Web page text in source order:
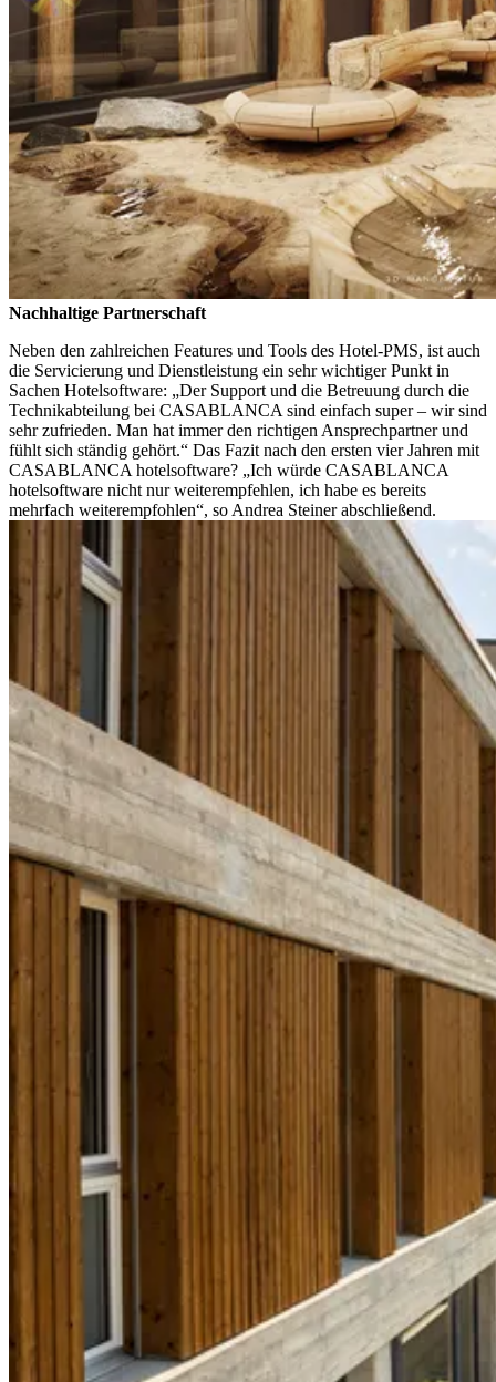
Nachhaltige Partnerschaft
Neben den zahlreichen Features und Tools des Hotel-PMS, ist auch
die Servicierung und Dienstleistung ein sehr wichtiger Punkt in
Sachen Hotelsoftware: „Der Support und die Betreuung durch die
Technikabteilung bei CASABLANCA sind einfach super – wir sind
sehr zufrieden. Man hat immer den richtigen Ansprechpartner und
fühlt sich ständig gehört.“ Das Fazit nach den ersten vier Jahren mit
CASABLANCA hotelsoftware? „Ich würde CASABLANCA
hotelsoftware nicht nur weiterempfehlen, ich habe es bereits
mehrfach weiterempfohlen“, so Andrea Steiner abschließend.